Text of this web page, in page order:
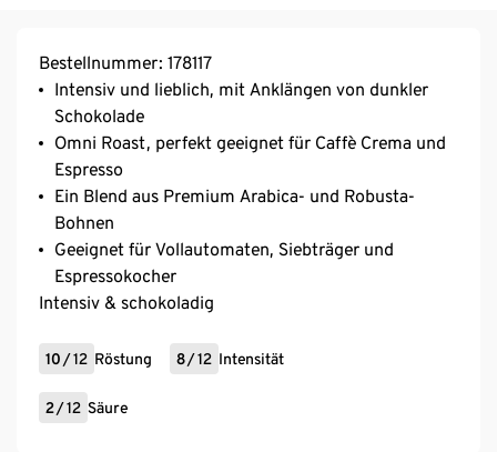
Bestellnummer: 178117
Intensiv und lieblich, mit Anklängen von dunkler
Schokolade
Omni Roast, perfekt geeignet für Caffè Crema und
Espresso
Ein Blend aus Premium Arabica- und Robusta-
Bohnen
Geeignet für Vollautomaten, Siebträger und
Espressokocher
Intensiv & schokoladig
10 /12 Röstung 8/12 Intensität
2/12 Säure